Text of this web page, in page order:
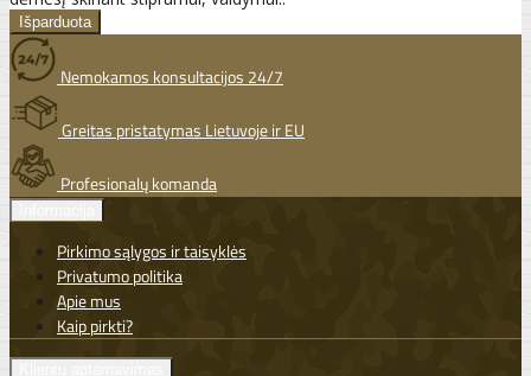
Nemokamos konsultacijos 24/7
Greitas pristatymas Lietuvoje ir EU
Profesionalų komanda
Pirkimo sąlygos ir taisyklės
Privatumo politika
Apie mus
Kaip pirkti?